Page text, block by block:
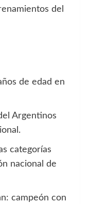
del
de edad en
Argentinos
categorías
nacional de
campeón con